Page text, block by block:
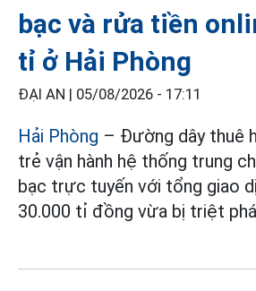
bạc và rửa tiền
tỉ ở Hải Phòng
ĐẠI AN | 05/08/2026 - 17:11
Hải Phòng – Đường dây thuê
trẻ vận hành hệ thống trung
bạc trực tuyến với tổng giao
30.000 tỉ đồng vừa bị triệt